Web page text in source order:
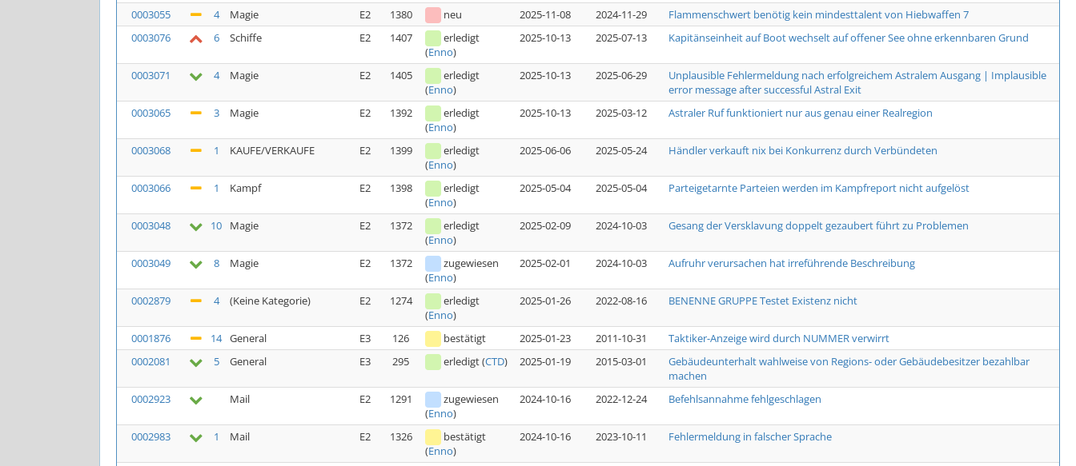
0003055
4 Magie E2 1380 neu 2025-11-08 2024-11-29
Flammenschwert benötig kein mindesttalent von Hiebwaffen 7
0003076
6 Schiffe E2 1407
erledigt
(Enno)
2025-10-13 2025-07-13 Kapitänseinheit auf Boot wechselt auf offener See ohne erkennbaren Grund
0003071 4 Magie E2 1405
erledigt
(Enno)
2025-10-13 2025-06-29
Unplausible Fehlermeldung nach erfolgreichem Astralem Ausgang | Implausible
error message after successful Astral Exit
0003065
3 Magie E2 1392
erledigt
(Enno)
2025-10-13 2025-03-12 Astraler Ruf funktioniert nur aus genau einer Realregion
0003068 1 KAUFE/VERKAUFE E2 1399
erledigt
(Enno)
2025-06-06 2025-05-24 Händler verkauft nix bei Konkurrenz durch Verbündeten
0003066 1 Kampf E2 1398
erledigt
(Enno)
2025-05-04 2025-05-04 Parteigetarnte Parteien werden im Kampfreport nicht aufgelöst
0003048 10 Magie E2 1372
erledigt
(Enno)
2025-02-09 2024-10-03 Gesang der Versklavung doppelt gezaubert führt zu Problemen
0003049 8 Magie E2 1372
zugewiesen
(Enno)
2025-02-01 2024-10-03 Aufruhr verursachen hat irreführende Beschreibung
0002879 4 (Keine Kategorie) E2 1274
erledigt
(Enno)
2025-01-26 2022-08-16 BENENNE GRUPPE Testet Existenz nicht
0001876 14 General E3 126 bestätigt 2025-01-23 2011-10-31
Taktiker-Anzeige wird durch NUMMER verwirrt
0002081
5 General E3 295 erledigt(CTD) 2025-01-19 2015-03-01
Gebäudeunterhalt wahlweise von Regions- oder Gebäudebesitzer bezahlbar
machen
0002923
Mail E2 1291
zugewiesen
(Enno)
2024-10-16 2022-12-24 Befehlsannahme fehlgeschlagen
0002983 1 Mail E2 1326
bestätigt
(Enno)
2024-10-16 2023-10-11 Fehlermeldung in falscher Sprache